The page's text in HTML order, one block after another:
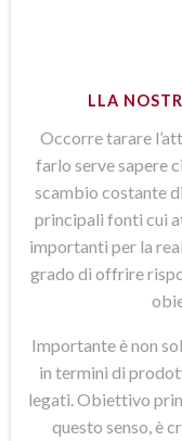
LLA
Occorre tarare
farlo serve sapere
scambio costante
principali fonti cui
importanti per la
grado di offrire
Importante è non
in termini di
legati. Obiettivo
questo senso, è